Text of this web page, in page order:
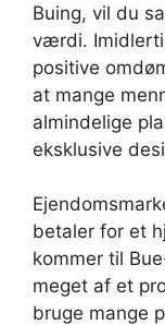
Buing, vil du
værdi.
positive
at mange
almindelige
eksklusive
betaler for et
kommer til
meget af et
bruge mange